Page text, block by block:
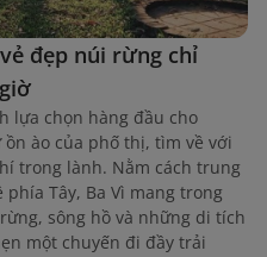
đẹp núi rừng chỉ
lựa chọn hàng đầu cho
ào của phố thị, tìm về với
trong lành. Nằm cách trung
Tây, Ba Vì mang trong
sông hồ và những di tích
một chuyến đi đầy trải